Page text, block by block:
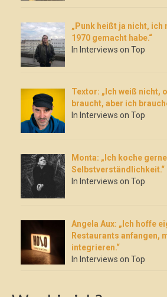
„Punk heißt ja nicht, ich
1970 gemacht habe.“
In Interviews on Top
Textor: „Ich weiß nicht,
braucht, aber ich
In Interviews on Top
Monta: „Ich koche
Selbstverständlichkeit.“
In Interviews on Top
Angela Aux: „Ich hoffe
Restaurants anfangen,
integrieren.“
In Interviews on Top